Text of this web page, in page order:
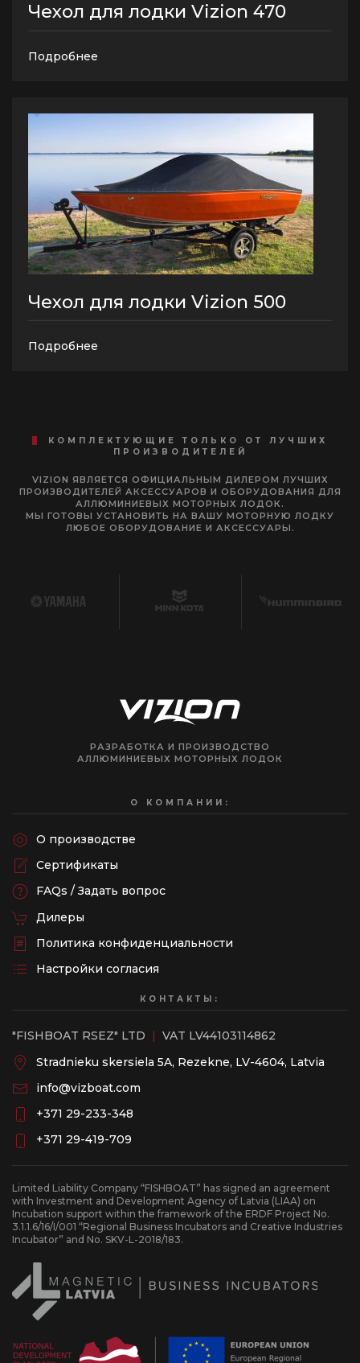
Чехол для лодки Vizion 470
Подробнее
Чехол для лодки Vizion 500
Подробнее
КОМПЛЕКТУЮЩИЕ ТОЛЬКО ОТ ЛУЧШИХ
ПРОИЗВОДИТЕЛЕЙ
VIZION ЯВЛЯЕТСЯ ОФИЦИАЛЬНЫМ ДИЛЕРОМ ЛУЧШИХ
ПРОИЗВОДИТЕЛЕЙ АКСЕССУАРОВ И ОБОРУДОВАНИЯ ДЛЯ
АЛЛЮМИНИЕВЫХ МОТОРНЫХ ЛОДОК.
МЫ ГОТОВЫ УСТАНОВИТЬ НА ВАШУ МОТОРНУЮ ЛОДКУ
ЛЮБОЕ ОБОРУДОВАНИЕ И АКСЕССУАРЫ.
РАЗРАБОТКА И ПРОИЗВОДСТВО
АЛЛЮМИНИЕВЫХ МОТОРНЫХ ЛОДОК
О КОМПАНИИ:
О производстве
Сертификаты
FAQs / Задать вопрос
Дилеры
Политика конфиденциальности
Настройки согласия
КОНТАКТЫ:
"FISHBOAT RSEZ" LTD
VAT LV44103114862
Stradnieku skersiela 5A, Rezekne, LV-4604, Latvia
info@vizboat.com
‭+371 29-233-348
‭+371 29-419-709
Limited Liability Company “FISHBOAT” has signed an agreement
with Investment and Development Agency of Latvia (LIAA) on
Incubation support within the framework of the ERDF Project No.
3.1.1.6/16/I/001 “Regional Business Incubators and Creative Industries
Incubator” and No. SKV-L-2018/183.